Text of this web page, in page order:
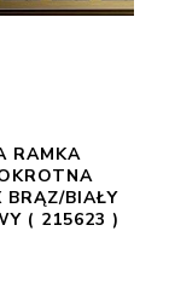
RAMKA
BRĄZ/BIAŁY
( 215623 )